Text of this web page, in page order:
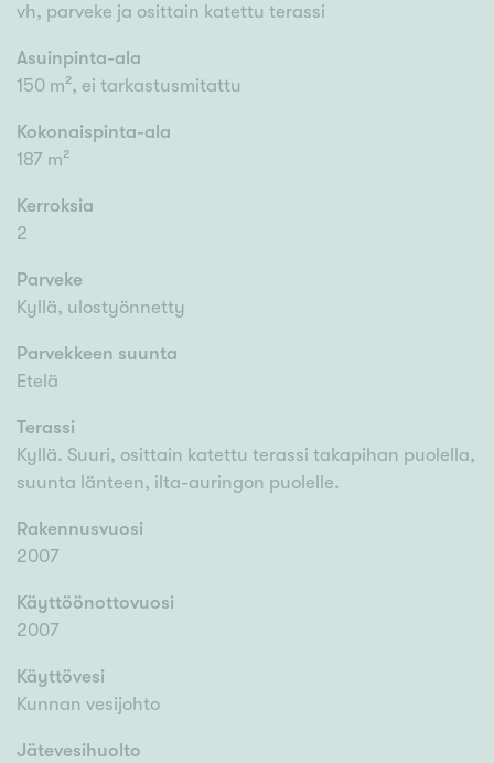
vh, parveke ja osittain katettu terassi
Asuinpinta-ala
150 m², ei tarkastusmitattu
Kokonaispinta-ala
187 m²
Kerroksia
2
Parveke
Kyllä, ulostyönnetty
Parvekkeen suunta
Etelä
Terassi
Kyllä. Suuri, osittain katettu terassi takapihan puolella,
suunta länteen, ilta-auringon puolelle.
Rakennusvuosi
2007
Käyttöönottovuosi
2007
Käyttövesi
Kunnan vesijohto
Jätevesihuolto